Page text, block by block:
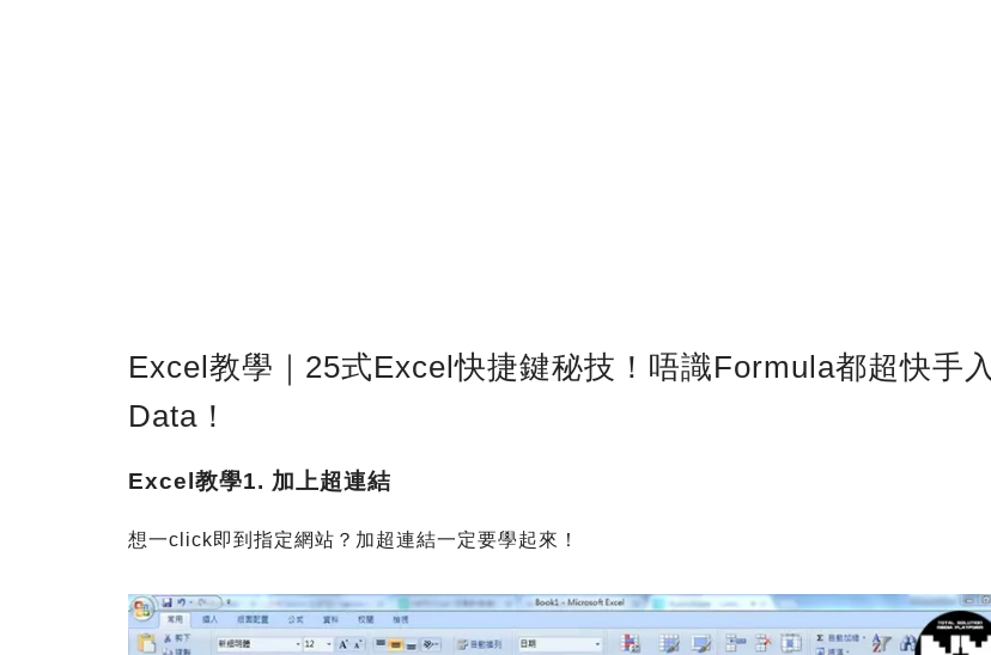
Excel教學｜25式Excel快捷鍵秘技！唔識Formula都超快手入
Data！
Excel教學1. 加上超連結
想一click即到指定網站？加超連結一定要學起來！